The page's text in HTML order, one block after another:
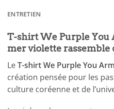
ENTRETIEN
T-shirt We Purple You
mer violette
LeT-shirt We Purple You
création pensée pour les
culture coréenne et de